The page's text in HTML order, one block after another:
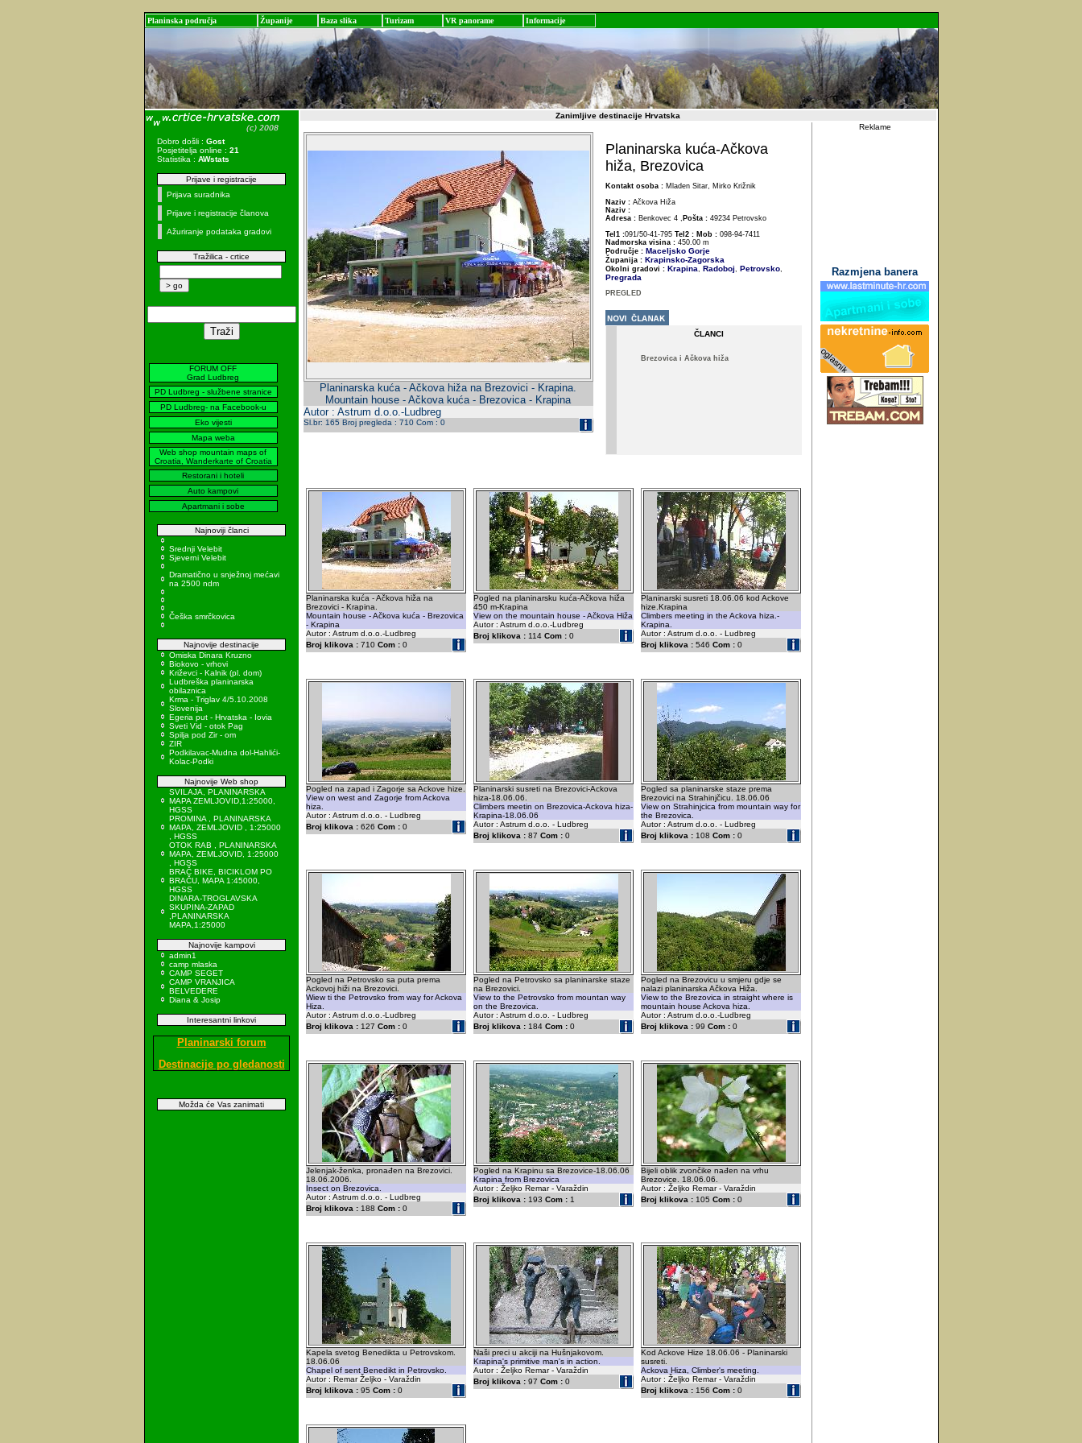
Planinska područja Županije Baza slika Turizam VR panorame Informacije
Dobro došli : Gost
Posjetitelja online : 21
Statistika : AWstats
Prijave i registracije
Prijava suradnika
Prijave i registracije članova
Ažuriranje podataka gradovi
Tražilica - crtice
FORUM OFF
Grad Ludbreg
PD Ludbreg - službene stranice
PD Ludbreg- na Facebook-u
Eko vijesti
Mapa weba
Web shop mountain maps of
Croatia, Wanderkarte of Croatia
Restorani i hoteli
Auto kampovi
Apartmani i sobe
Najnoviji članci
Srednji Velebit
Sjeverni Velebit
Dramatično u snježnoj mećavi
na 2500 ndm
Češka smrčkovica
Najnovije destinacije
Omiska Dinara Kruzno
Biokovo - vrhovi
Križevci - Kalnik (pl. dom)
Ludbreška planinarska
obilaznica
Krma - Triglav 4/5.10.2008
Slovenija
Egeria put - Hrvatska - Iovia
Sveti Vid - otok Pag
Spilja pod Zir - om
ZIR
Podkilavac-Mudna dol-Hahlići-
Kolac-Podki
Najnovije Web shop
SVILAJA, PLANINARSKA
MAPA ZEMLJOVID,1:25000,
HGSS
PROMINA , PLANINARSKA
MAPA, ZEMLJOVID , 1:25000
, HGSS
OTOK RAB , PLANINARSKA
MAPA, ZEMLJOVID, 1:25000
, HGSS
BRAČ BIKE, BICIKLOM PO
BRAČU, MAPA 1:45000,
HGSS
DINARA-TROGLAVSKA
SKUPINA-ZAPAD
,PLANINARSKA
MAPA,1:25000
Najnovije kampovi
admin1
camp mlaska
CAMP SEGET
CAMP VRANJICA
BELVEDERE
Diana & Josip
Interesantni linkovi
Planinarski forum
Destinacije po gledanosti
Možda će Vas zanimati
Zanimljive destinacije Hrvatska
Planinarska kuća - Ačkova hiža na Brezovici - Krapina.
Mountain house - Ačkova kuća - Brezovica - Krapina
Autor : Astrum d.o.o.-Ludbreg
Sl.br: 165 Broj pregleda : 710 Com : 0
Planinarska kuća-Ačkova
hiža, Brezovica
Kontakt osoba : Mladen Sitar, Mirko Križnik
Naziv : Ačkova Hiža
Naziv :
Adresa : Benkovec 4 , Pošta : 49234 Petrovsko
Tel1 :091/50-41-795 Tel2 : Mob : 098-94-7411
Nadmorska visina : 450.00 m
Područje : Maceljsko Gorje
Županija : Krapinsko-Zagorska
Okolni gradovi : Krapina, Radoboj, Petrovsko,
Pregrada
PREGLED
ČLANCI
Brezovica i Ačkova hiža
Planinarska kuća - Ačkova hiža na
Brezovici - Krapina.
Mountain house - Ačkova kuća - Brezovica
- Krapina
Autor : Astrum d.o.o.-Ludbreg
Broj klikova : 710 Com : 0
Pogled na planinarsku kuća-Ačkova hiža
450 m-Krapina
View on the mountain house - Ačkova Hiža
Autor : Astrum d.o.o.-Ludbreg
Broj klikova : 114 Com : 0
Planinarski susreti 18.06.06 kod Ackove
hize.Krapina
Climbers meeting in the Ackova hiza.-
Krapina.
Autor : Astrum d.o.o. - Ludbreg
Broj klikova : 546 Com : 0
Pogled na zapad i Zagorje sa Ackove hize.
View on west and Zagorje from Ackova
hiza.
Autor : Astrum d.o.o. - Ludbreg
Broj klikova : 626 Com : 0
Planinarski susreti na Brezovici-Ackova
hiza-18.06.06.
Climbers meetin on Brezovica-Ackova hiza-
Krapina-18.06.06
Autor : Astrum d.o.o. - Ludbreg
Broj klikova : 87 Com : 0
Pogled sa planinarske staze prema
Brezovici na Strahinjčicu. 18.06.06
View on Strahinjcica from mountain way for
the Brezovica.
Autor : Astrum d.o.o. - Ludbreg
Broj klikova : 108 Com : 0
Pogled na Petrovsko sa puta prema
Ackovoj hiži na Brezovici.
Wiew ti the Petrovsko from way for Ackova
Hiza.
Autor : Astrum d.o.o.-Ludbreg
Broj klikova : 127 Com : 0
Pogled na Petrovsko sa planinarske staze
na Brezovici.
View to the Petrovsko from mountan way
on the Brezovica.
Autor : Astrum d.o.o. - Ludbreg
Broj klikova : 184 Com : 0
Pogled na Brezovicu u smjeru gdje se
nalazi planinarska Ačkova Hiža.
View to the Brezovica in straight where is
mountain house Ackova hiza.
Autor : Astrum d.o.o.-Ludbreg
Broj klikova : 99 Com : 0
Jelenjak-ženka, pronađen na Brezovici.
18.06.2006.
Insect on Brezovica.
Autor : Astrum d.o.o. - Ludbreg
Broj klikova : 188 Com : 0
Pogled na Krapinu sa Brezovice-18.06.06
Krapina from Brezovica
Autor : Željko Remar - Varaždin
Broj klikova : 193 Com : 1
Bijeli oblik zvončike nađen na vrhu
Brezovice. 18.06.06.
Autor : Željko Remar - Varaždin
Broj klikova : 105 Com : 0
Kapela svetog Benedikta u Petrovskom.
18.06.06
Chapel of sent Benedikt in Petrovsko.
Autor : Remar Željko - Varaždin
Broj klikova : 95 Com : 0
Naši preci u akciji na Hušnjakovom.
Krapina's primitive man's in action.
Autor : Željko Remar - Varaždin
Broj klikova : 97 Com : 0
Kod Ackove Hize 18.06.06 - Planinarski
susreti.
Ackova Hiza, Climber's meeting.
Autor : Željko Remar - Varaždin
Broj klikova : 156 Com : 0
Reklame
Razmjena banera